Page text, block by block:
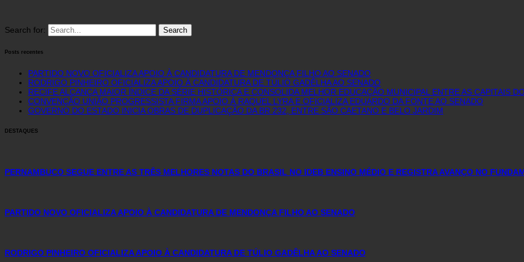
Search for:
Posts recentes
PARTIDO NOVO OFICIALIZA APOIO À CANDIDATURA DE MENDONÇA FILHO AO SENADO
RODRIGO PINHEIRO OFICIALIZA APOIO À CANDIDATURA DE TÚLIO GADÊLHA AO SENADO
RECIFE ALCANÇA MAIOR ÍNDICE DA SÉRIE HISTÓRICA E CONSOLIDA MELHOR EDUCAÇÃO MUNICIPAL ENTRE AS CAPITAIS
CONVENÇÃO UNIÃO PROGRESSISTA FIRMA APOIO À RAQUEL LYRA E OFICIALIZA EDUARDO DA FONTE AO SENADO
GOVERNO DO ESTADO INICIA OBRAS DE DUPLICAÇÃO DA BR 232, ENTRE SÃO CAETANO E BELO JARDIM
DESTAQUES
PERNAMBUCO SEGUE ENTRE AS TRÊS MELHORES NOTAS DO BRASIL NO IDEB ENSINO MÉDIO E REGISTRA AVANÇO NO
PARTIDO NOVO OFICIALIZA APOIO À CANDIDATURA DE MENDONÇA FILHO AO SENADO
RODRIGO PINHEIRO OFICIALIZA APOIO À CANDIDATURA DE TÚLIO GADÊLHA AO SENADO